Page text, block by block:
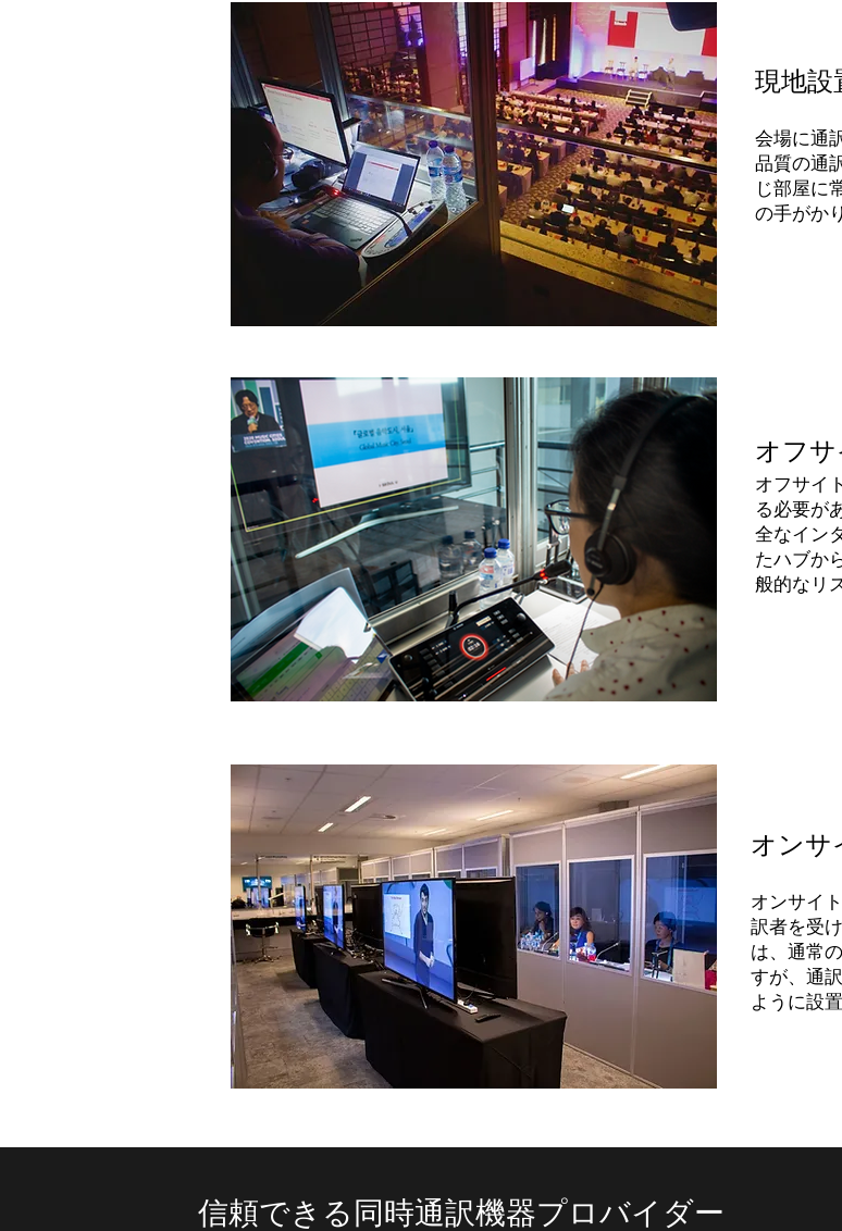
現地設
会場に通
品質の通
じ部屋に
の手がか
オフ
オフサイ
る必要が
全なイン
たハブか
般的なリ
オンサ
オンサイ
訳者を受
は、通常
すが、通
ように設
信頼できる同時通訳機器プロバイダー